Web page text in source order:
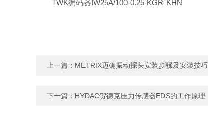
TWK编码器IW25A/100-0.25-KGR-KHN
上一篇： METRIX迈确振动探头安装步骤及安装技巧
下一篇： HYDAC贺德克压力传感器EDS的工作原理